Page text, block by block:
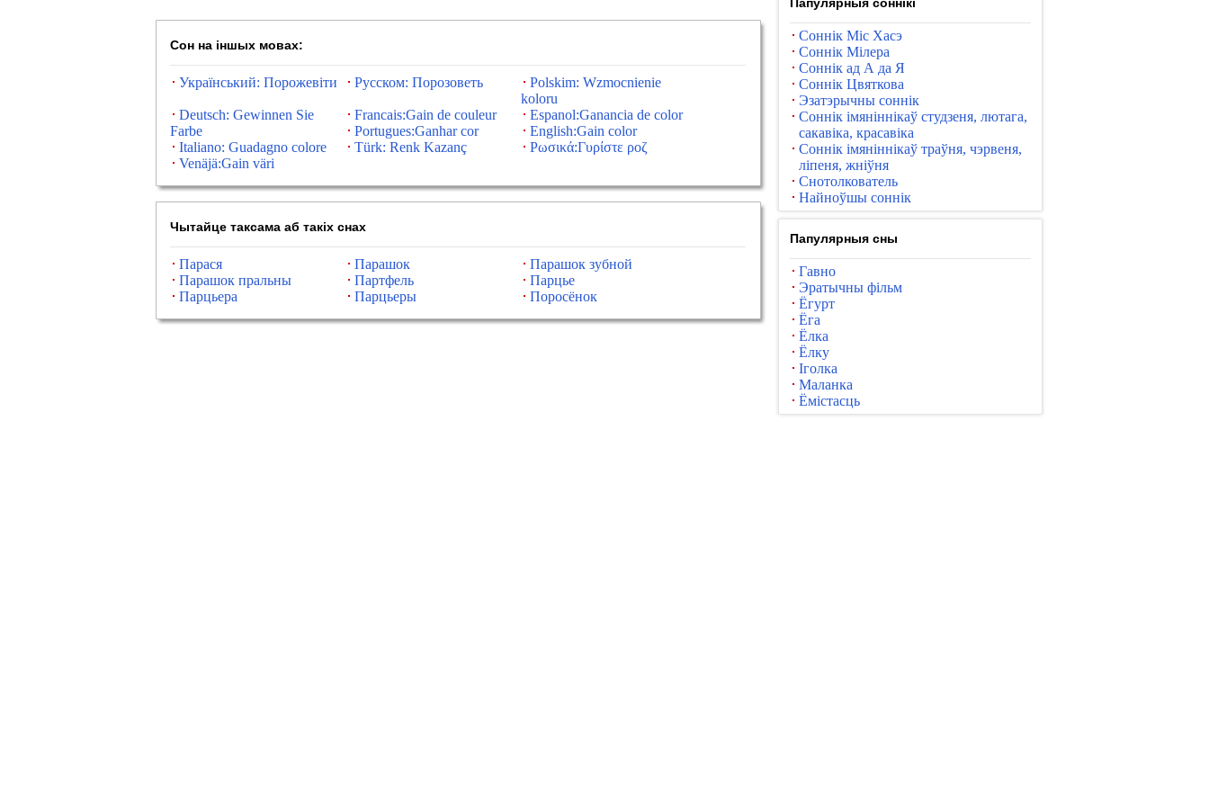
Сон на іншых мовах:
Український: Порожевіти Русском: Порозоветь
Polskim: Wzmocnienie
koloru
Deutsch: Gewinnen Sie
Farbe
Francais:Gain de couleur
Espanol:Ganancia de color
Portugues:Ganhar cor
English:Gain color
Italiano: Guadagno colore
Türk: Renk Kazanç
Ρωσικά:Γυρίστε ροζ
Venäjä:Gain väri
Чытайце таксама аб такіх снах
Парася Парашок
Парашок зубной
Парашок пральны
Партфель
Парцье
Парцьера
Парцьеры Поросёнок
Соннік Міс Хасэ
Соннік Мілера
Соннік ад А да Я
Соннік Цвяткова
Эзатэрычны соннік
Соннік імяніннікаў студзеня, лютага,
сакавіка, красавіка
Соннік імяніннікаў траўня, чэрвеня,
ліпеня, жніўня
Снотолкователь
Найноўшы соннік
Папулярныя сны
Гавно
Эратычны фільм
Ёгурт
Ёга
Ёлка
Ёлку
Іголка
Маланка
Ёмістасць